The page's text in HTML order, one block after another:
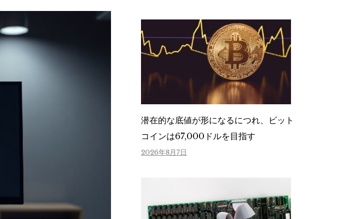
潜在的な底値が形になるにつれ、ビット
コインは67,000ドルを目指す
2026年8月7日